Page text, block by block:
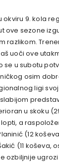
okviru 9. kola
ove sezone
razlikom.
uoči ove
se u subotu
osim
ligi svoj
u skoku
lopti, a
(12
(11 koševa,
ozbiljnije